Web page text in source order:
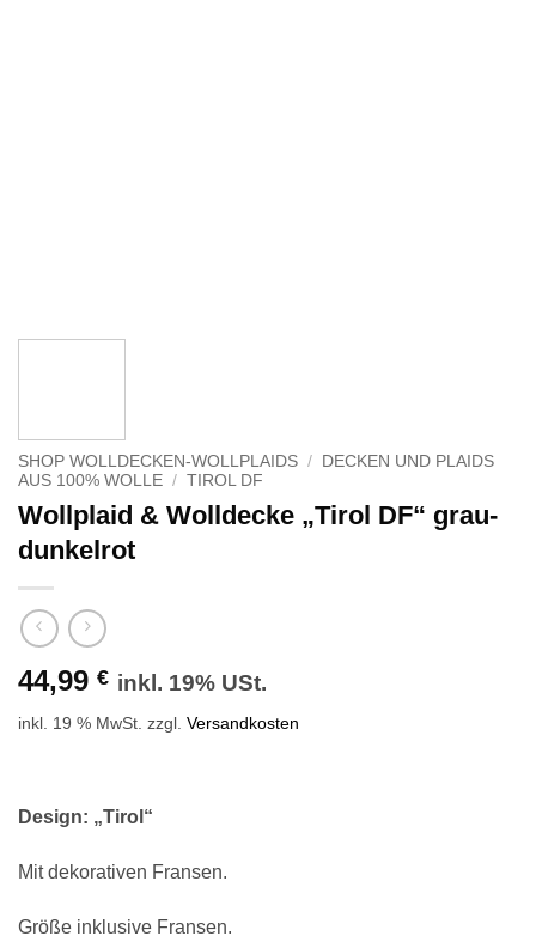
SHOP WOLLDECKEN-WOLLPLAIDS / DECKEN UND PLAIDS
AUS 100% WOLLE / TIROL DF
Wollplaid & Wolldecke „Tirol DF“ grau-
dunkelrot
44,99 € inkl. 19% USt.
inkl. 19 % MwSt. zzgl. Versandkosten
Design: „Tirol“
Mit dekorativen Fransen.
Größe inklusive Fransen.